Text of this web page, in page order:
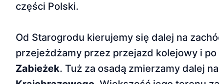
części Polski.
Od Starogrodu kierujemy się dalej na
przejeżdża­my przez przejazd kolejowy i
Zabieżek. Tuż za osadą zmierzamy dalej